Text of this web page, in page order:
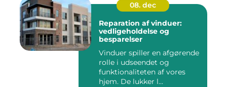
08. dec
Reparation af vinduer:
vedligeholdelse og
besparelser
Vinduer spiller en afgørende
rolle i udseendet og
funktionaliteten af vores
hjem. De lukker l...